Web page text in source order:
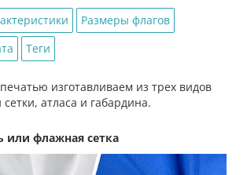
Размеры флагов
Теги
изготавливаем из трех видов
атласа и габардина.
или флажная сетка